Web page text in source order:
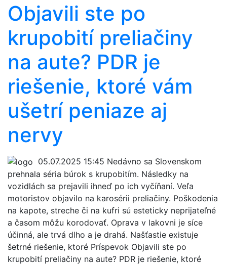
Objavili ste po
krupobití preliačiny
na aute? PDR je
riešenie, ktoré vám
ušetrí peniaze aj
nervy
05.07.2025 15:45 Nedávno sa Slovenskom
prehnala séria búrok s krupobitím. Následky na
vozidlách sa prejavili ihneď po ich vyčíňaní. Veľa
motoristov objavilo na karosérii preliačiny. Poškodenia
na kapote, streche či na kufri sú esteticky neprijateľné
a časom môžu korodovať. Oprava v lakovni je síce
účinná, ale trvá dlho a je drahá. Našťastie existuje
šetrné riešenie, ktoré Príspevok Objavili ste po
krupobití preliačiny na aute? PDR je riešenie, ktoré